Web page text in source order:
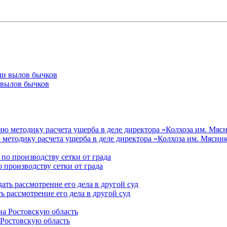
бычков
расчета ущерба в деле директора «Колхоза им.
сетки от града
его дела в другой суд
область